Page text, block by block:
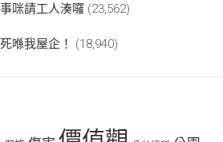
咪請工人湊囉 (23,562)
喺我屋企！
(18,940)